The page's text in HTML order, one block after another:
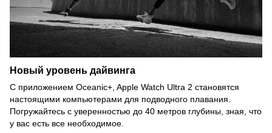
Новый уровень дайвинга
С приложением Oceanic+, Apple Watch Ultra 2 становятся
настоящими компьютерами для подводного плавания.
Погружайтесь с уверенностью до 40 метров глубины, зная, что
у вас есть все необходимое.